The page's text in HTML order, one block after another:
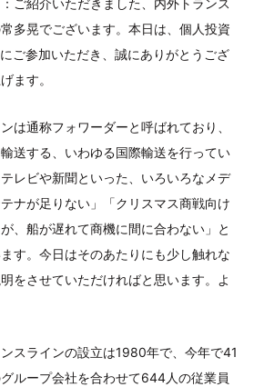
多晃でございます。本日は、個人投資
ご参加いただき、誠にありがとうござ
ます。
は通称フォワーダーと呼ばれており、
送する、いわゆる国際輸送を行ってい
レビや新聞といった、いろいろなメデ
ナが足りない」「クリスマス商戦向け
、船が遅れて商機に間に合わない」と
す。今日はそのあたりにも少し触れな
をさせていただければと思います。よ
スラインの設立は1980年で、今年で41
ループ会社を合わせて644人の従業員